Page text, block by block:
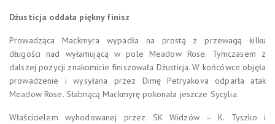
Dżusticja oddała piękny finisz
Prowadząca Mackmyra wypadła na prostą z przewagą kilku
długości nad wyłamującą w pole Meadow Rose. Tymczasem z
dalszej pozycji znakomicie finiszowała Dżusticja. W końcówce objęła
prowadzenie i wysyłana przez Dimę Petryakova odparła atak
Meadow Rose. Słabnącą Mackmyrę pokonała jeszcze Sycylia.
Właścicielem wyhodowanej przez SK Widzów – K. Tyszko i